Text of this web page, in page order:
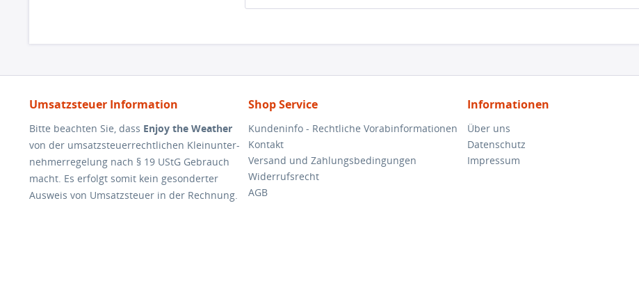
Umsatzsteuer Information
Bitte beachten Sie, dass Enjoy the Weather
von der umsatzsteuerrechtlichen Kleinunter-
nehmerregelung nach § 19 UStG Gebrauch
macht. Es erfolgt somit kein gesonderter
Ausweis von Umsatzsteuer in der Rechnung.
Shop Service
Kundeninfo - Rechtliche Vorabinformationen
Kontakt
Versand und Zahlungsbedingungen
Widerrufsrecht
AGB
Informationen
Über uns
Datenschutz
Impressum